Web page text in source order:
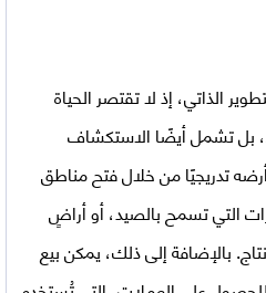
الذاتي، إذ لا تقتصر الحياة
بل تشمل أيضًا الاستكشاف
تدريجيًا من خلال فتح مناطق
التي تسمح بالصيد، أو أراضٍ
بالإضافة إلى ذلك، يمكن بيع